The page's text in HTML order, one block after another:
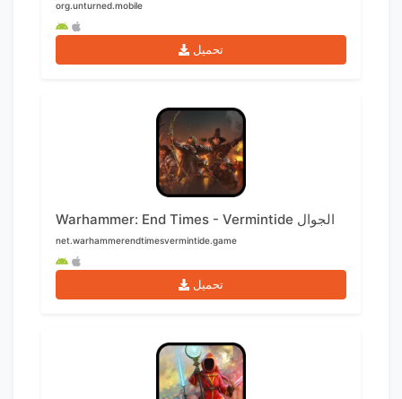
org.unturned.mobile
تحميل
Warhammer: End Times - Vermintide الجوال
net.warhammerendtimesvermintide.game
تحميل